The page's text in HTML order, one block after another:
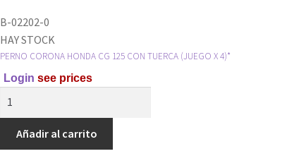
/
SERIE
2
CHINAS
VS
cantidad
B-02202-0
HAY STOCK
PERNO CORONA HONDA CG 125 CON TUERCA (JUEGO X 4)*
Login see prices
HONDA
CG
Añadir al carrito